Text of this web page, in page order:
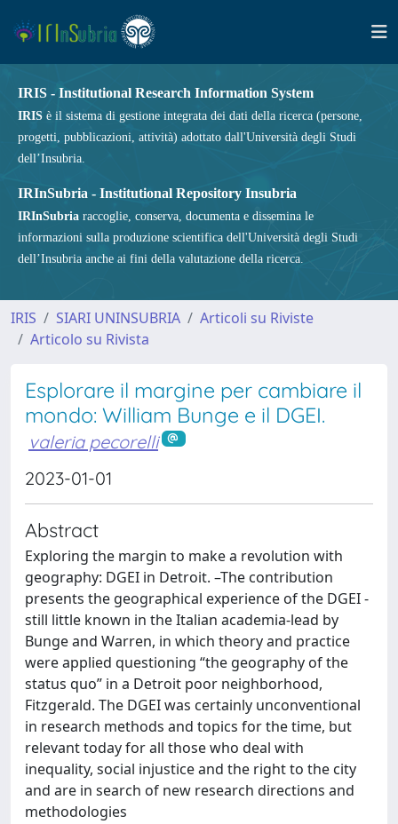
IRIS - Institutional Research Information System
IRIS è il sistema di gestione integrata dei dati della ricerca (persone,
progetti, pubblicazioni, attività) adottato dall'Università degli Studi
dell’Insubria.
IRInSubria - Institutional Repository Insubria
IRInSubria raccoglie, conserva, documenta e dissemina le
informazioni sulla produzione scientifica dell'Università degli Studi
dell’Insubria anche ai fini della valutazione della ricerca.
IRIS SIARI UNINSUBRIA
Articoli su Riviste
Articolo su Rivista
Esplorare il margine per cambiare il
mondo: William Bunge e il DGEI.
valeria pecorelli
2023-01-01
Abstract
Exploring the margin to make a revolution with
geography: DGEI in Detroit. –The contribution
presents the geographical experience of the DGEI -
still little known in the Italian academia-lead by
Bunge and Warren, in which theory and practice
were applied questioning “the geography of the
status quo” in a Detroit poor neighborhood,
Fitzgerald. The DGEI was certainly unconventional
in research methods and topics for the time, but
relevant today for all those who deal with
inequality, social injustice and the right to the city
and are in search of new research directions and
methodologies